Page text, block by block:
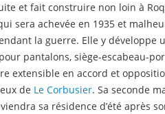
et fait construire non loin à
sera achevée en 1935 et
la guerre. Elle y développe
pantalons, siège-escabeau-
extensible en accord et
de Le Corbusier. Sa seconde
sa résidence d’été après